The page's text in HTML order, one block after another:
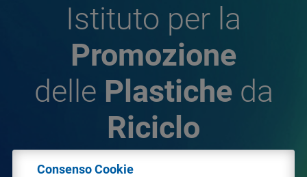
Istituto per la
Promozione
delle Plastiche da
Riciclo
Consenso Cookie